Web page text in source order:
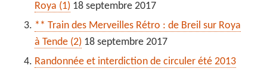
Roya (1) 18 septembre 2017
** Train des Merveilles Rétro : de Breil sur Roya
à Tende (2) 18 septembre 2017
Randonnée et interdiction de circuler été 2013